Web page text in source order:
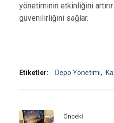
yönetiminin etkinliğini
güvenilirliğini sağlar.
Etiketler: Depo Yönetimi
Önceki